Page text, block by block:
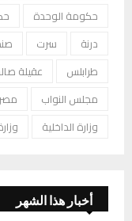
حكومة الوحدة
درنة
سرت
طرابلس
عقيلة
مجلس النواب
وزارة الداخلية
أخبار هذا الشهر